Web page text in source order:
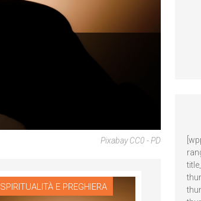
Pixabay CC0 - PD
SPIRITUALITÀ E PREGHIERA